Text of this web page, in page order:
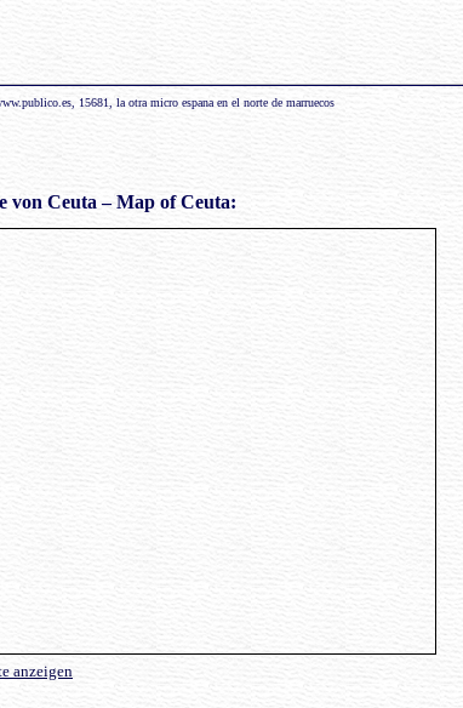
15681, la otra micro espana en el norte de marruecos
von Ceuta – Map of Ceuta:
anzeigen